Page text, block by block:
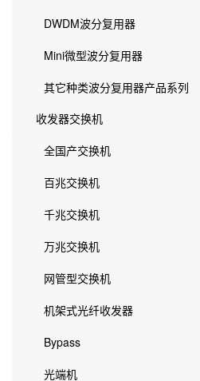
DWDM波分复用器
Mini微型波分复用器
其它种类波分复用器产品系列
收发器交换机
全国产交换机
百兆交换机
千兆交换机
万兆交换机
网管型交换机
机架式光纤收发器
Bypass
光端机